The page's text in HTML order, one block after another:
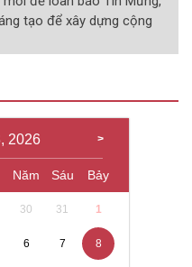
tạo để xây dựng cộng
2026
Năm Sáu Bảy
30 31 1
6 7 8